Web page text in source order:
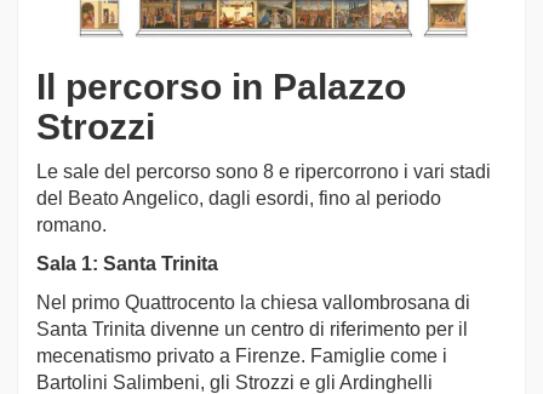
Il percorso in Palazzo
Strozzi
Le sale del percorso sono 8 e ripercorrono i vari stadi
del Beato Angelico, dagli esordi, fino al periodo
romano.
Sala 1: Santa Trinita
Nel primo Quattrocento la chiesa vallombrosana di
Santa Trinita divenne un centro di riferimento per il
mecenatismo privato a Firenze. Famiglie come i
Bartolini Salimbeni, gli Strozzi e gli Ardinghelli